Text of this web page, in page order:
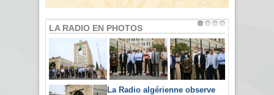
LA RADIO EN PHOTOS
La Radio algérienne observe